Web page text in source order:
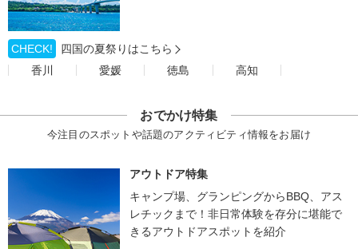
CHECK!
四国の夏祭りはこちら
香川
愛媛 徳島 高知
おでかけ特集
今注目のスポットや話題のアクティビティ情報をお届け
アウトドア特集
キャンプ場、グランピングからBBQ、アス
レチックまで！非日常体験を存分に堪能で
きるアウトドアスポットを紹介